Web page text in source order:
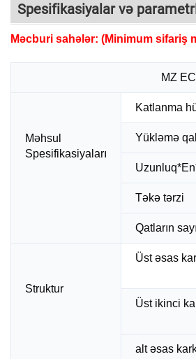
Spesifikasiyalar və
Məcburi sahələr: (Minimum sifariş
MZ
Məhsul
Spesifikasiyaları
Katlanma
Yükləmə
Təkə tərzi
Qatların sayı
Struktur
Üst əsas
Üst ikinci
alt əsas